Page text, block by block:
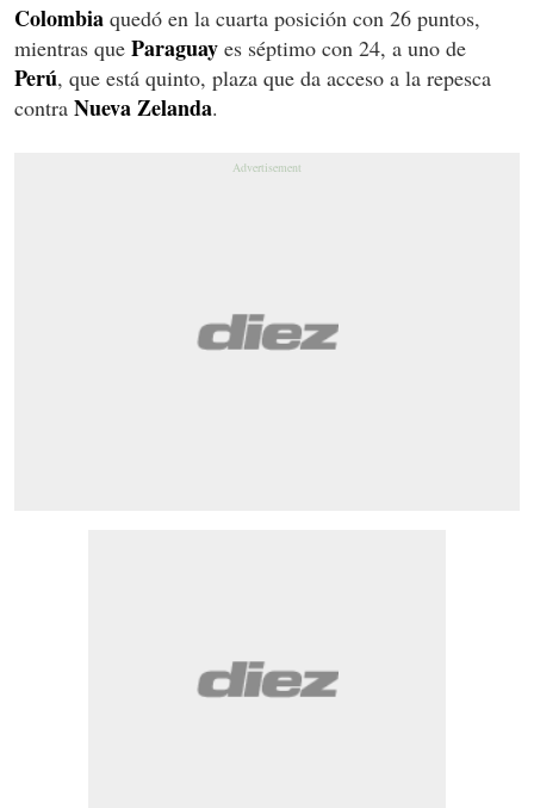
Colombia quedó en la cuarta posición con 26 puntos,
mientras que Paraguay es séptimo con 24, a uno de
Perú, que está quinto, plaza que da acceso a la repesca
contra Nueva Zelanda.